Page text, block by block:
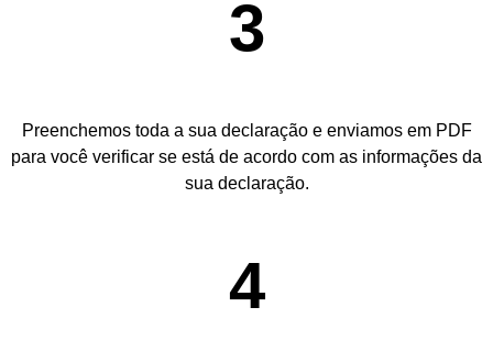
3
Preenchemos toda a sua declaração e enviamos em PDF
para você verificar se está de acordo com as informações da
sua declaração.
4